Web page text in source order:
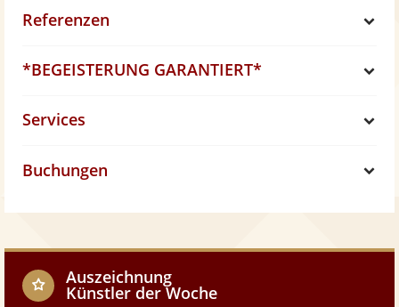
Referenzen
w
*BEGEISTERUNG GARANTIERT*
o
Services
Auszeichnung
Künstler der Woche
h
Buchungen